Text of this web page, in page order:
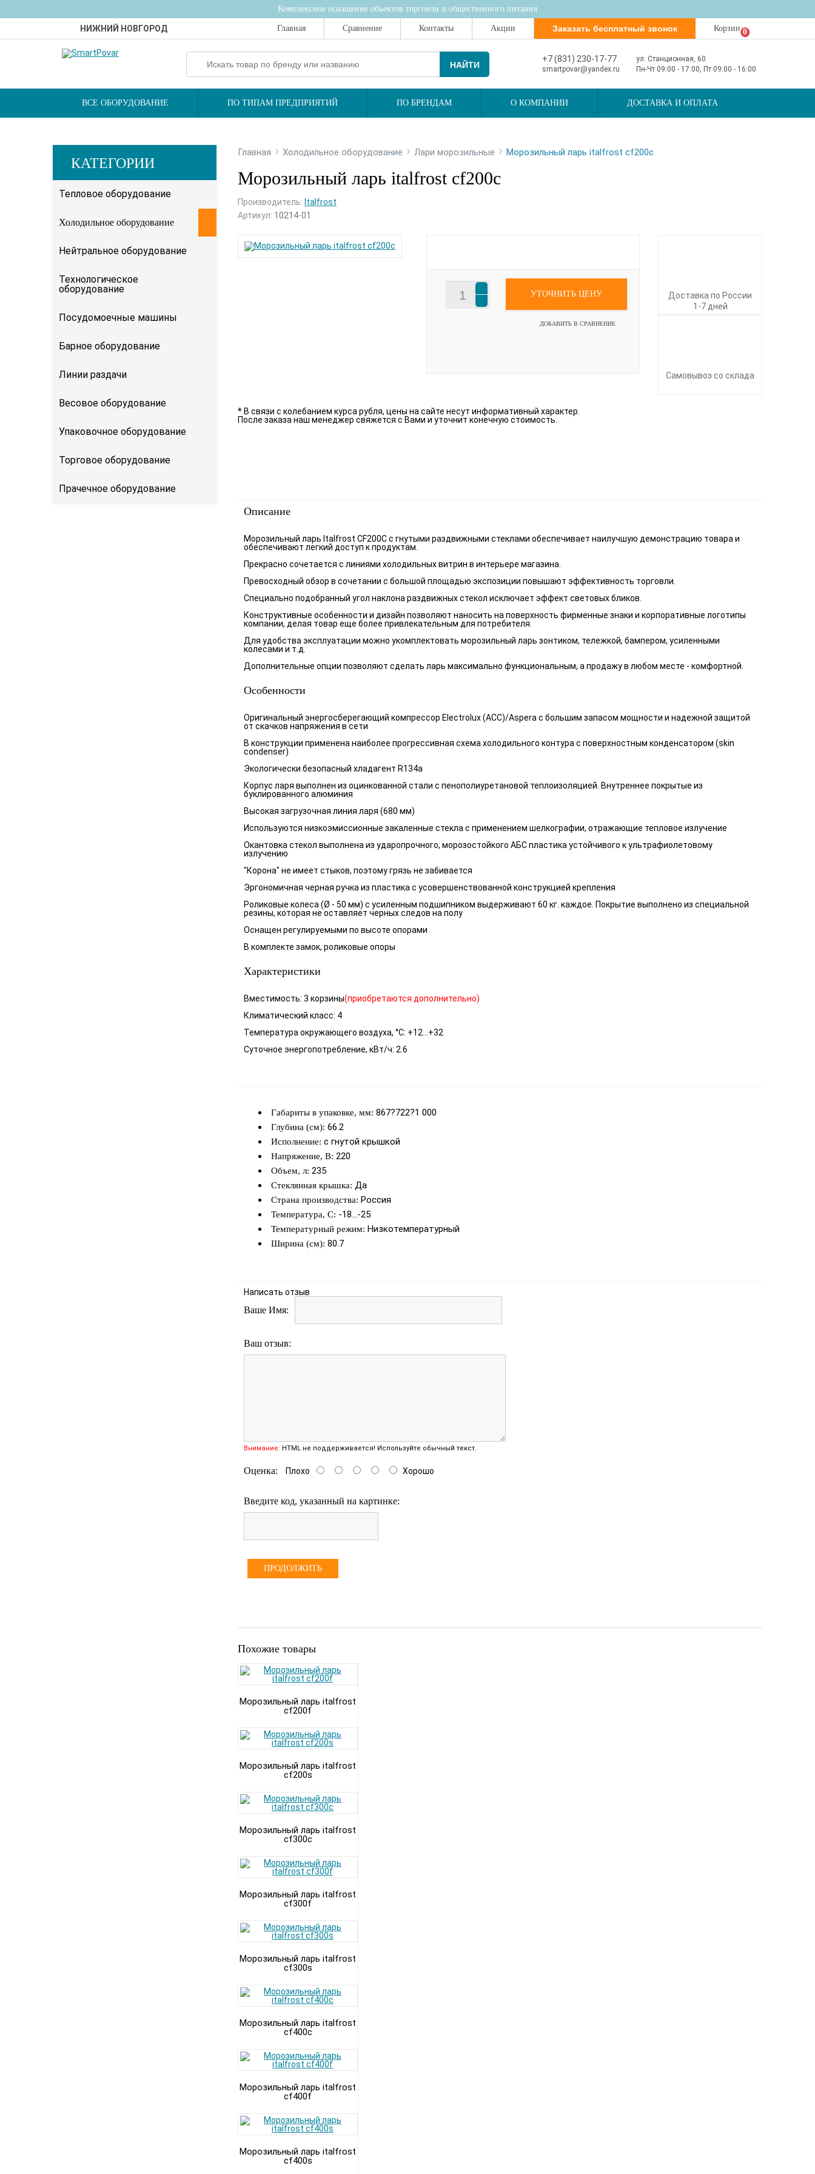
Комплексное оснащение объектов торговли и общественного питания
Главная Сравнение Контакты Акции Заказать бесплатный звонок Корзина0
НИЖНИЙ НОВГОРОД
НАЙТИ
+7 (831) 230-17-77
ул. Станционная, 60
smartpovar@yandex.ru
Пн-Чт 09:00 - 17:00, Пт 09:00 - 16:00
ВСЕ ОБОРУДОВАНИЕ ПО ТИПАМ ПРЕДПРИЯТИЙ ПО БРЕНДАМ О КОМПАНИИ ДОСТАВКА И ОПЛАТА
КАТЕГОРИИ
Тепловое оборудование
Холодильное оборудование
Нейтральное оборудование
Технологическое
оборудование
Посудомоечные машины
Барное оборудование
Линии раздачи
Весовое оборудование
Упаковочное оборудование
Торговое оборудование
Прачечное оборудование
Главная › Холодильное оборудование › Лари морозильные › Морозильный ларь italfrost cf200c
Морозильный ларь italfrost cf200c
Производитель: Italfrost
Артикул: 10214-01
УТОЧНИТЬ ЦЕНУ
ДОБАВИТЬ В СРАВНЕНИЕ
Доставка по России
1-7 дней
Самовывоз со склада
* В связи с колебанием курса рубля, цены на сайте несут информативный характер.
После заказа наш менеджер свяжется с Вами и уточнит конечную стоимость.
Описание
Морозильный ларь Italfrost CF200C с гнутыми раздвижными стеклами обеспечивает наилучшую демонстрацию товара и
обеспечивают легкий доступ к продуктам.
Прекрасно сочетается с линиями холодильных витрин в интерьере магазина.
Превосходный обзор в сочетании с большой площадью экспозиции повышают эффективность торговли.
Специально подобранный угол наклона раздвижных стекол исключает эффект световых бликов.
Конструктивные особенности и дизайн позволяют наносить на поверхность фирменные знаки и корпоративные логотипы
компании, делая товар еще более привлекательным для потребителя.
Для удобства эксплуатации можно укомплектовать морозильный ларь зонтиком, тележкой, бампером, усиленными
колесами и т.д.
Дополнительные опции позволяют сделать ларь максимально функциональным, а продажу в любом месте - комфортной.
Особенности
Оригинальный энергосберегающий компрессор Electrolux (ACC)/Aspera с большим запасом мощности и надежной защитой
от скачков напряжения в сети
В конструкции применена наиболее прогрессивная схема холодильного контура с поверхностным конденсатором (skin
condenser)
Экологически безопасный хладагент R134a
Корпус ларя выполнен из оцинкованной стали с пенополиуретановой теплоизоляцией. Внутреннее покрытые из
буклированного алюминия
Высокая загрузочная линия ларя (680 мм)
Используются низкоэмиссионные закаленные стекла с применением шелкографии, отражающие тепловое излучение
Окантовка стекол выполнена из ударопрочного, морозостойкого АБС пластика устойчивого к ультрафиолетовому
излучению
"Корона" не имеет стыков, поэтому грязь не забивается
Эргономичная черная ручка из пластика с усовершенствованной конструкцией крепления
Роликовые колеса (Ø - 50 мм) с усиленным подшипником выдерживают 60 кг. каждое. Покрытие выполнено из специальной
резины, которая не оставляет черных следов на полу
Оснащен регулируемыми по высоте опорами
В комплекте замок, роликовые опоры
Характеристики
Вместимость: 3 корзины(приобретаются дополнительно)
Климатический класс: 4
Температура окружающего воздуха, °С: +12...+32
Суточное энергопотребление, кВт/ч: 2.6
Габариты в упаковке, мм: 867?722?1 000
Глубина (см): 66.2
Исполнение: с гнутой крышкой
Напряжение, В: 220
Объем, л: 235
Стеклянная крышка: Да
Страна производства: Россия
Температура, С: -18...-25
Температурный режим: Низкотемпературный
Ширина (см): 80.7
Написать отзыв
Ваше Имя:
Ваш отзыв:
Внимание: HTML не поддерживается! Используйте обычный текст.
Оценка: Плохо Хорошо
Введите код, указанный на картинке:
ПРОДОЛЖИТЬ
Похожие товары
Морозильный ларь italfrost
cf200f
Морозильный ларь italfrost
cf200s
Морозильный ларь italfrost
cf300c
Морозильный ларь italfrost
cf300f
Морозильный ларь italfrost
cf300s
Морозильный ларь italfrost
cf400c
Морозильный ларь italfrost
cf400f
Морозильный ларь italfrost
cf400s